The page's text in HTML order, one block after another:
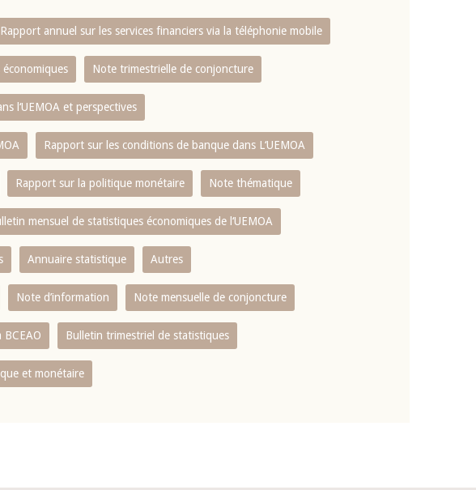
Rapport annuel sur les services financiers via la téléphonie mobile
économiques Note trimestrielle de conjoncture
l‘UEMOA et perspectives
Rapport sur les conditions de banque dans L‘UEMOA
Rapport sur la politique monétaire Note thématique
mensuel de statistiques économiques de l‘UEMOA
Annuaire statistique Autres
Note d’information Note mensuelle de conjoncture
BCEAO Bulletin trimestriel de statistiques
et monétaire